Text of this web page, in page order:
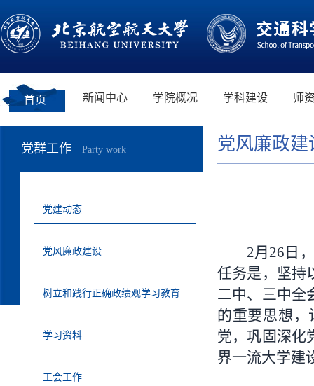
首页 新闻中心 学院概况 学科建设 师
党群工作 Party work
党建动态
党风廉政建设
树立和践行正确政绩观学习教育
学习资料
工会工作
党风廉政建
2月26日
任务是，坚持
二中、三中全
的重要思想
党，巩固深化
界一流大学建